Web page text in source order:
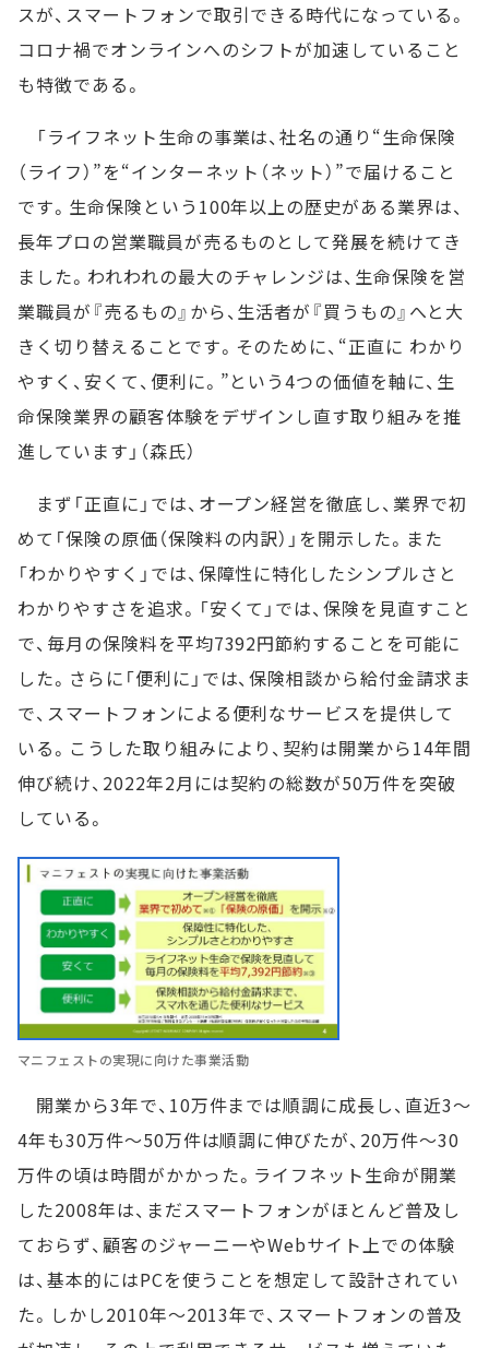
スが、スマートフォンで取引できる時代になっている。
コロナ禍でオンラインへのシフトが加速していること
も特徴である。
「ライフネット生命の事業は、社名の通り“生命保険
（ライフ）”を“インターネット（ネット）”で届けること
です。生命保険という100年以上の歴史がある業界は、
長年プロの営業職員が売るものとして発展を続けてき
ました。われわれの最大のチャレンジは、生命保険を営
業職員が『売るもの』から、生活者が『買うもの』へと大
きく切り替えることです。そのために、“正直に わかり
やすく、安くて、便利に。”という4つの価値を軸に、生
命保険業界の顧客体験をデザインし直す取り組みを推
進しています」（森氏）
まず「正直に」では、オープン経営を徹底し、業界で初
めて「保険の原価（保険料の内訳）」を開示した。また
「わかりやすく」では、保障性に特化したシンプルさと
わかりやすさを追求。「安くて」では、保険を見直すこと
で、毎月の保険料を平均7392円節約することを可能に
した。さらに「便利に」では、保険相談から給付金請求ま
で、スマートフォンによる便利なサービスを提供して
いる。こうした取り組みにより、契約は開業から14年間
伸び続け、2022年2月には契約の総数が50万件を突破
している。
マニフェストの実現に向けた事業活動
開業から3年で、10万件までは順調に成長し、直近3～
4年も30万件～50万件は順調に伸びたが、20万件～30
万件の頃は時間がかかった。ライフネット生命が開業
した2008年は、まだスマートフォンがほとんど普及し
ておらず、顧客のジャーニーやWebサイト上での体験
は、基本的にはPCを使うことを想定して設計されてい
た。しかし2010年～2013年で、スマートフォンの普及